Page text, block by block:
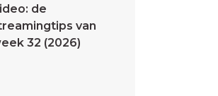
de
van
32 (2026)